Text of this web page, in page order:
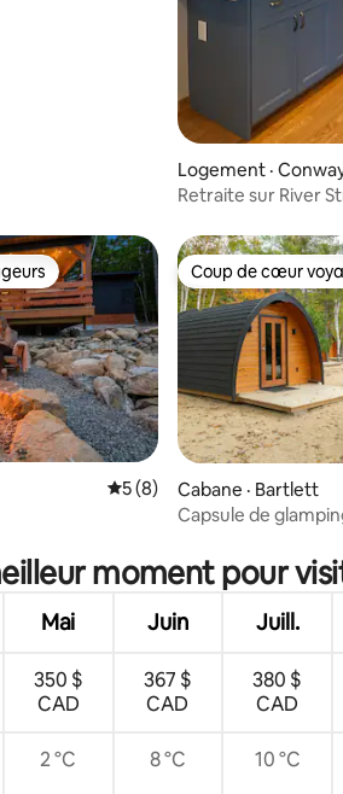
Logement ·
Retraite sur River
parmi les plus aimés
Note moyenne de 5 sur 5,
5 (8)
Coup de cœur
Coup de cœur
Cabane · Bartlett
Capsule de
moment pour
Mai Juin Juill.
350 $
CAD
367 $
CAD
380 $
CAD
2 °C 8 °C 10 °C